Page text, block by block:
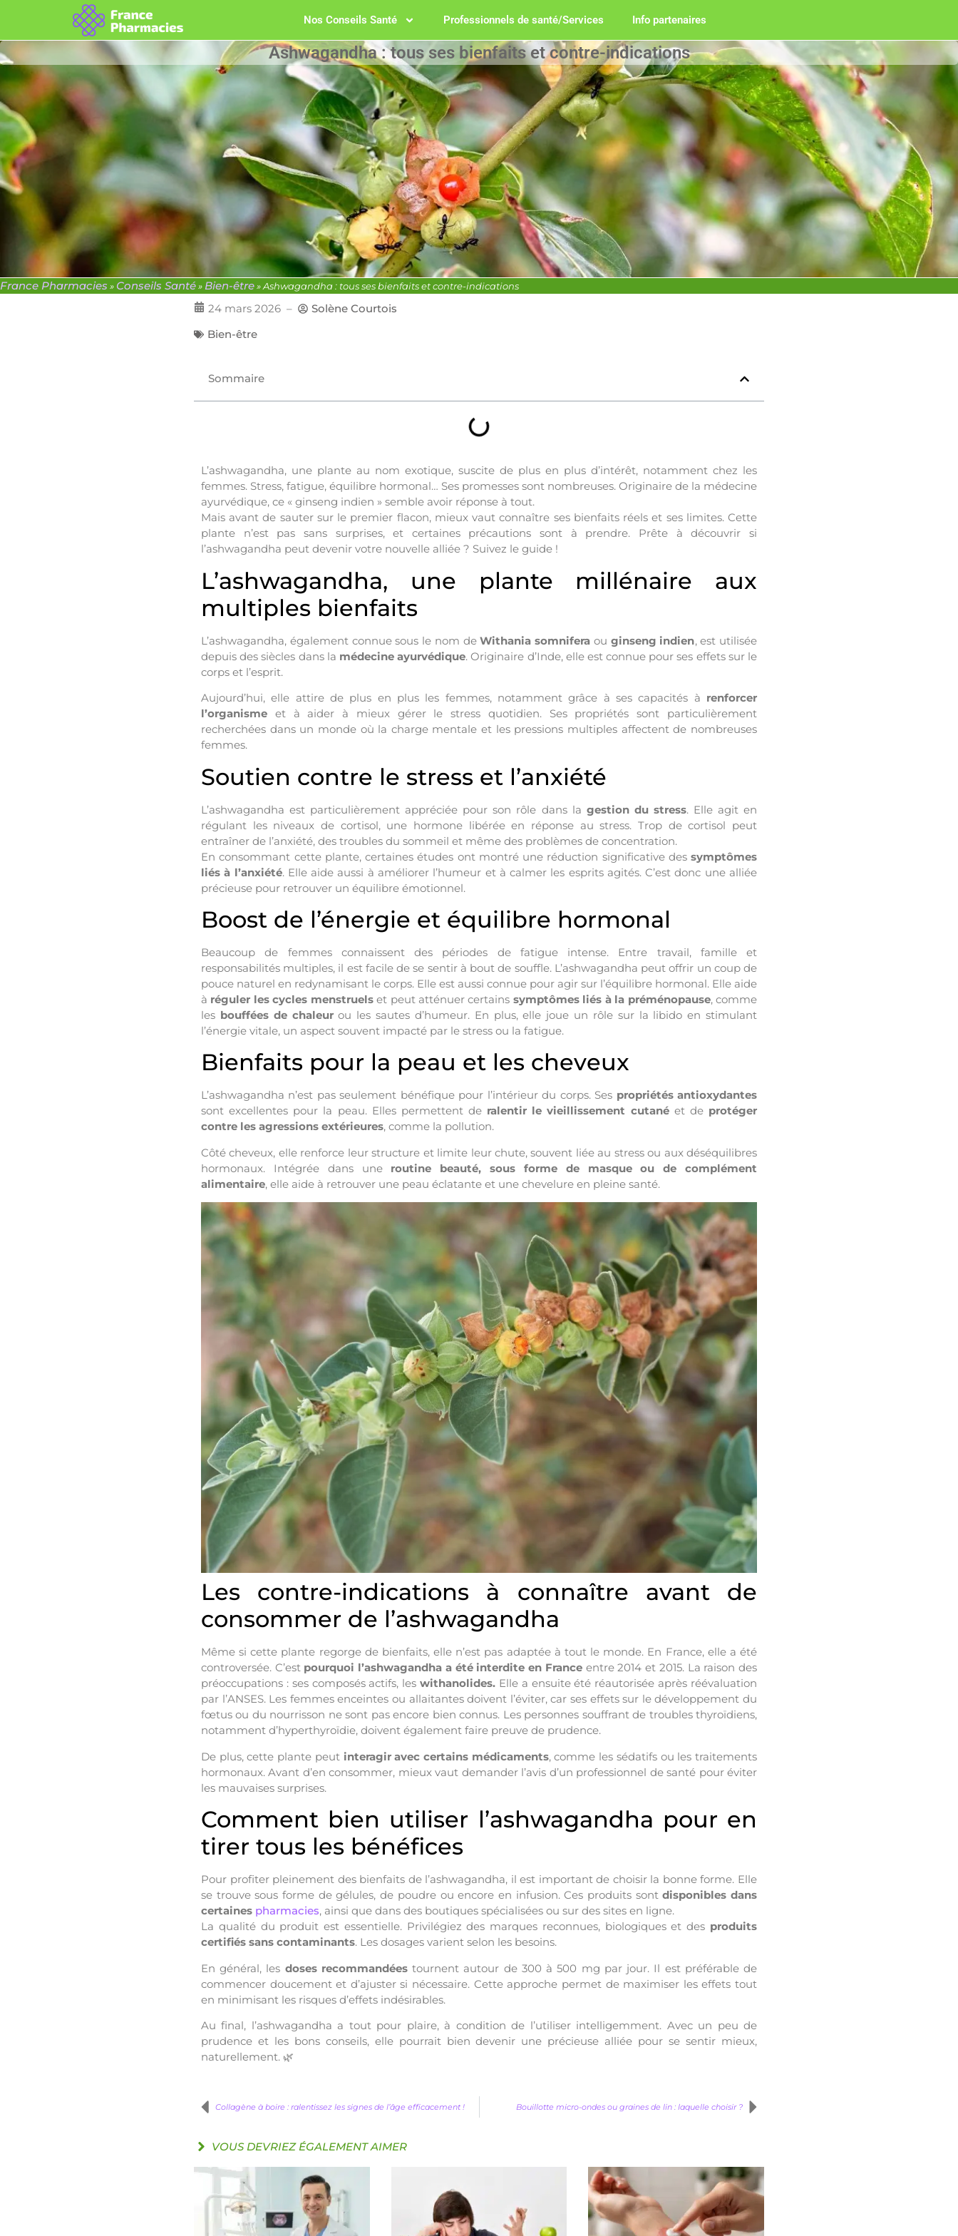
Nos Conseils Santé Professionnels de santé/Services Info partenaires
Ashwagandha : tous ses bienfaits et contre-indications
France Pharmacies » Conseils Santé»Bien-être»Ashwagandha : tous ses bienfaits et contre-indications
24 mars 2026 –
Solène Courtois
Bien-être
Sommaire
L’ashwagandha, une plante au nom exotique, suscite de plus en plus d’intérêt, notamment chez les
femmes. Stress, fatigue, équilibre hormonal… Ses promesses sont nombreuses. Originaire de la médecine
ayurvédique, ce « ginseng indien » semble avoir réponse à tout.
Mais avant de sauter sur le premier flacon, mieux vaut connaître ses bienfaits réels et ses limites. Cette
plante n’est pas sans surprises, et certaines précautions sont à prendre. Prête à découvrir si
l’ashwagandha peut devenir votre nouvelle alliée ? Suivez le guide !
L’ashwagandha, une plante millénaire aux
multiples bienfaits
L’ashwagandha, également connue sous le nom deWithania somnifera ou ginseng indien, est utilisée
depuis des siècles dans la médecine ayurvédique. Originaire d’Inde, elle est connue pour ses effets sur le
corps et l’esprit.
Aujourd’hui, elle attire de plus en plus les femmes, notamment grâce à ses capacités à renforcer
l’organisme et à aider à mieux gérer le stress quotidien. Ses propriétés sont particulièrement
recherchées dans un monde où la charge mentale et les pressions multiples affectent de nombreuses
femmes.
Soutien contre le stress et l’anxiété
L’ashwagandha est particulièrement appréciée pour son rôle dans la gestion du stress. Elle agit en
régulant les niveaux de cortisol, une hormone libérée en réponse au stress. Trop de cortisol peut
entraîner de l’anxiété, des troubles du sommeil et même des problèmes de concentration.
En consommant cette plante, certaines études ont montré une réduction significative des symptômes
liés à l’anxiété. Elle aide aussi à améliorer l’humeur et à calmer les esprits agités. C’est donc une alliée
précieuse pour retrouver un équilibre émotionnel.
Boost de l’énergie et équilibre hormonal
Beaucoup de femmes connaissent des périodes de fatigue intense. Entre travail, famille et
responsabilités multiples, il est facile de se sentir à bout de souffle. L’ashwagandha peut offrir un coup de
pouce naturel en redynamisant le corps. Elle est aussi connue pour agir sur l’équilibre hormonal. Elle aide
à réguler les cycles menstruelset peut atténuer certains symptômes liés à la préménopause, comme
les bouffées de chaleurou les sautes d’humeur. En plus, elle joue un rôle sur la libido en stimulant
l’énergie vitale, un aspect souvent impacté par le stress ou la fatigue.
Bienfaits pour la peau et les cheveux
L’ashwagandha n’est pas seulement bénéfique pour l’intérieur du corps. Ses propriétés antioxydantes
sont excellentes pour la peau. Elles permettent de ralentir le vieillissement cutanéet de protéger
contre les agressions extérieures, comme la pollution.
Côté cheveux, elle renforce leur structure et limite leur chute, souvent liée au stress ou aux déséquilibres
hormonaux. Intégrée dans une routine beauté, sous forme de masque ou de complément
alimentaire, elle aide à retrouver une peau éclatante et une chevelure en pleine santé.
Les contre-indications à connaître avant de
consommer de l’ashwagandha
Même si cette plante regorge de bienfaits, elle n’est pas adaptée à tout le monde. En France, elle a été
controversée. C’est pourquoi l’ashwagandha a été interdite en Franceentre 2014 et 2015. La raison des
préoccupations : ses composés actifs, leswithanolides. Elle a ensuite été réautorisée après réévaluation
par l’ANSES. Les femmes enceintes ou allaitantes doivent l’éviter, car ses effets sur le développement du
fœtus ou du nourrisson ne sont pas encore bien connus. Les personnes souffrant de troubles thyroïdiens,
notamment d’hyperthyroïdie, doivent également faire preuve de prudence.
De plus, cette plante peut interagir avec certains médicaments, comme les sédatifs ou les traitements
hormonaux. Avant d’en consommer, mieux vaut demander l’avis d’un professionnel de santé pour éviter
les mauvaises surprises.
Comment bien utiliser l’ashwagandha pour en
tirer tous les bénéfices
Pour profiter pleinement des bienfaits de l’ashwagandha, il est important de choisir la bonne forme. Elle
se trouve sous forme de gélules, de poudre ou encore en infusion. Ces produits sontdisponibles dans
certaines pharmacies, ainsi que dans des boutiques spécialisées ou sur des sites en ligne.
La qualité du produit est essentielle. Privilégiez des marques reconnues, biologiques et des produits
certifiés sans contaminants. Les dosages varient selon les besoins.
En général, les doses recommandéestournent autour de 300 à 500 mg par jour. Il est préférable de
commencer doucement et d’ajuster si nécessaire. Cette approche permet de maximiser les effets tout
en minimisant les risques d’effets indésirables.
Au final, l’ashwagandha a tout pour plaire, à condition de l’utiliser intelligemment. Avec un peu de
prudence et les bons conseils, elle pourrait bien devenir une précieuse alliée pour se sentir mieux,
naturellement. 🌿
Collagène à boire : ralentissez les signes de l’âge efficacement ! Bouillotte micro-ondes ou graines de lin : laquelle choisir ?
VOUS DEVRIEZ ÉGALEMENT AIMER